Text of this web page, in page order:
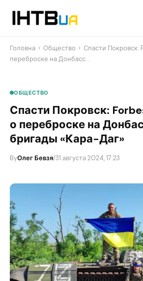
Головна › Общество › ​Спасти Покровск:
переброске на Донбасс…
ОБЩЕСТВО
​Спасти Покровск:
о переброске на
бригады «Кара-Даг»
ByОлег Бевзя/31 августа 2024, 17:23